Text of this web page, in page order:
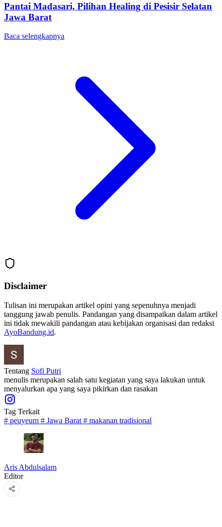
Pantai Madasari, Pilihan Healing di Pesisir Selatan
Jawa Barat
Baca selengkapnya
Disclaimer
Tulisan ini merupakan artikel opini yang sepenuhnya menjadi
tanggung jawab penulis. Pandangan yang disampaikan dalam artikel
ini tidak mewakili pandangan atau kebijakan organisasi dan redaksi
AyoBandung.id.
Tentang Sofi Putri
menulis merupakan salah satu kegiatan yang saya lakukan untuk
menyalurkan apa yang saya pikirkan dan rasakan
Tag Terkait
# peuyeum # Jawa Barat # makanan tradisional
Aris Abdulsalam
Editor